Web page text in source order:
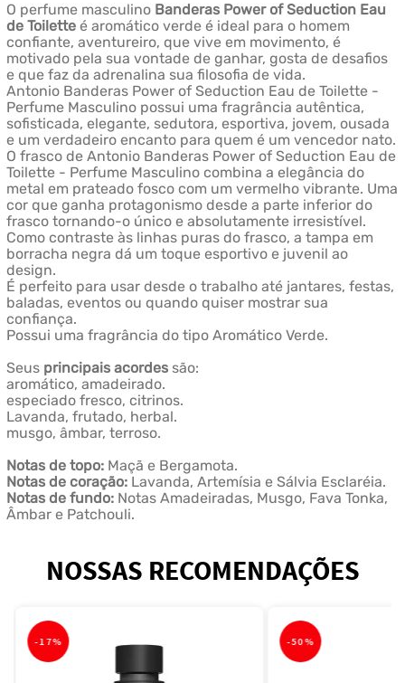
O perfume masculino Banderas Power of Seduction Eau
de Toiletteé aromático verde é ideal para o homem
confiante, aventureiro, que vive em movimento, é
motivado pela sua vontade de ganhar, gosta de desafios
e que faz da adrenalina sua filosofia de vida.
Antonio Banderas Power of Seduction Eau de Toilette -
Perfume Masculino possui uma fragrância autêntica,
sofisticada, elegante, sedutora, esportiva, jovem, ousada
e um verdadeiro encanto para quem é um vencedor nato.
O frasco de Antonio Banderas Power of Seduction Eau de
Toilette - Perfume Masculino combina a elegância do
metal em prateado fosco com um vermelho vibrante. Uma
cor que ganha protagonismo desde a parte inferior do
frasco tornando-o único e absolutamente irresistível.
Como contraste às linhas puras do frasco, a tampa em
borracha negra dá um toque esportivo e juvenil ao
design.
É perfeito para usar desde o trabalho até jantares, festas,
baladas, eventos ou quando quiser mostrar sua
confiança.
Possui uma fragrância do tipo Aromático Verde.
Seusprincipais acordessão:
aromático, amadeirado.
especiado fresco, citrinos.
Lavanda, frutado, herbal.
musgo, âmbar, terroso.
Notas de topo: Maçã e Bergamota.
Notas de coração:Lavanda, Artemísia e Sálvia Esclaréia.
Notas de fundo:Notas Amadeiradas, Musgo, Fava Tonka,
Âmbar e Patchouli.
NOSSAS RECOMENDAÇÕES
-17% -50%